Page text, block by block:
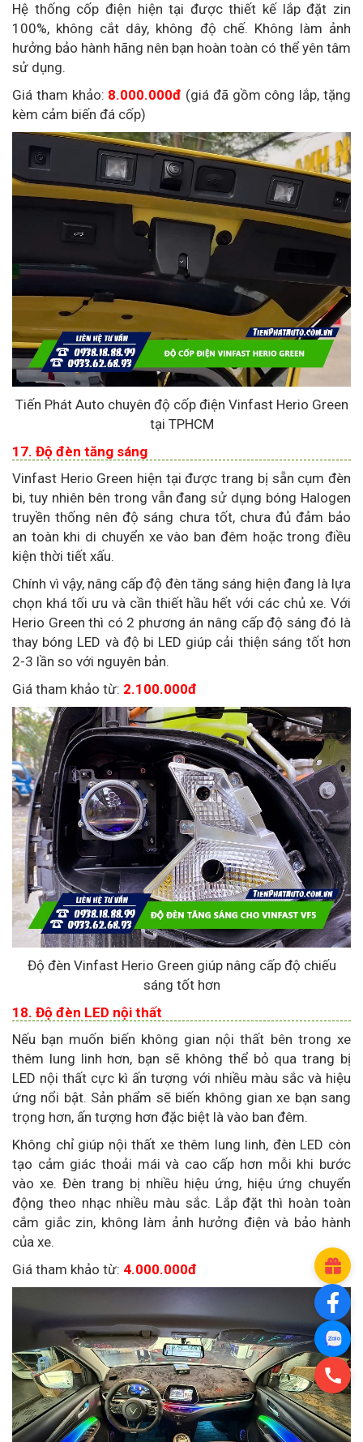
Hệ thống cốp điện hiện tại được thiết kế lắp đặt zin
100%, không cắt dây, không độ chế. Không làm ảnh
hưởng bảo hành hãng nên bạn hoàn toàn có thể yên tâm
sử dụng.
Giá tham khảo: 8.000.000đ (giá đã gồm công lắp, tặng
kèm cảm biến đá cốp)
Tiến Phát Auto chuyên độ cốp điện Vinfast Herio Green
tại TPHCM
17. Độ đèn tăng sáng
Vinfast Herio Green hiện tại được trang bị sẵn cụm đèn
bi, tuy nhiên bên trong vẫn đang sử dụng bóng Halogen
truyền thống nên độ sáng chưa tốt, chưa đủ đảm bảo
an toàn khi di chuyển xe vào ban đêm hoặc trong điều
kiện thời tiết xấu.
Chính vì vậy, nâng cấp độ đèn tăng sáng hiện đang là lựa
chọn khá tối ưu và cần thiết hầu hết với các chủ xe. Với
Herio Green thì có 2 phương án nâng cấp độ sáng đó là
thay bóng LED và độ bi LED giúp cải thiện sáng tốt hơn
2-3 lần so với nguyên bản.
Giá tham khảo từ: 2.100.000đ
Độ đèn Vinfast Herio Green giúp nâng cấp độ chiếu
sáng tốt hơn
18. Độ đèn LED nội thất
Nếu bạn muốn biến không gian nội thất bên trong xe
thêm lung linh hơn, bạn sẽ không thể bỏ qua trang bị
LED nội thất cực kì ấn tượng với nhiều màu sắc và hiệu
ứng nổi bật. Sản phẩm sẽ biến không gian xe bạn sang
trọng hơn, ấn tượng hơn đặc biệt là vào ban đêm.
Không chỉ giúp nội thất xe thêm lung linh, đèn LED còn
tạo cảm giác thoải mái và cao cấp hơn mỗi khi bước
vào xe. Đèn trang bị nhiều hiệu ứng, hiệu ứng chuyển
động theo nhạc nhiều màu sắc. Lắp đặt thì hoàn toàn
cắm giắc zin, không làm ảnh hưởng điện và bảo hành
của xe.
Giá tham khảo từ: 4.000.000đ